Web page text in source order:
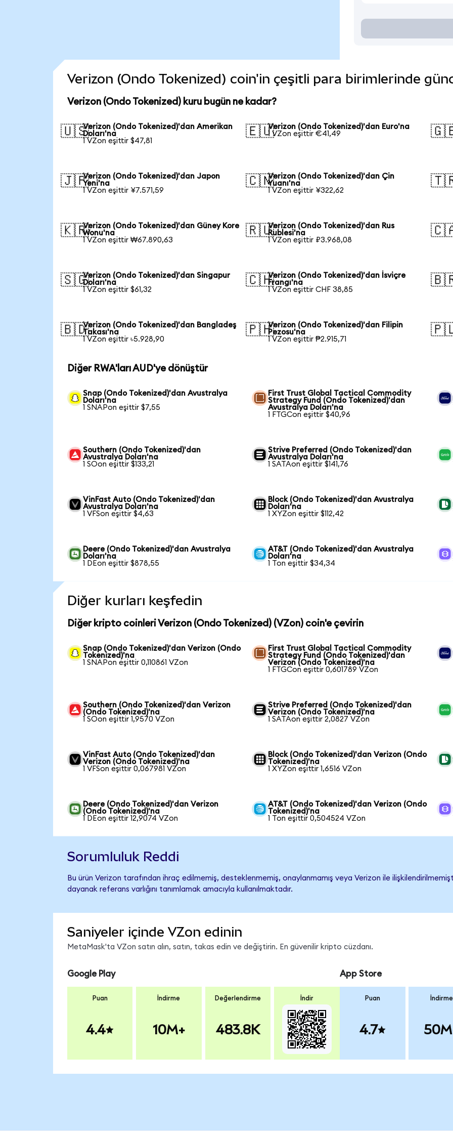
Verizon (Ondo Tokenized) coin'in çeşitli para birimlerinde
Verizon (Ondo Tokenized) kuru bugün ne kadar?
🇺🇸Verizon (Ondo Tokenized)'dan Amerikan
Doları'na
1 VZon eşittir $47,81
🇪🇺Verizon (Ondo Tokenized)'dan Euro'na
1 VZon eşittir €41,49
🇯🇵Verizon (Ondo Tokenized)'dan Japon
Yeni'na
1 VZon eşittir ¥7.571,59
🇨🇳Verizon (Ondo Tokenized)'dan Çin
Yuanı'na
1 VZon eşittir ¥322,62
🇰🇷Verizon (Ondo Tokenized)'dan Güney Kore
Wonu'na
1 VZon eşittir ₩67.890,63
🇷🇺Verizon (Ondo Tokenized)'dan Rus
Rublesi'na
1 VZon eşittir ₽3.968,08
🇸🇬Verizon (Ondo Tokenized)'dan Singapur
Doları'na
1 VZon eşittir $61,32
🇨🇭Verizon (Ondo Tokenized)'dan İsviçre
Frangı'na
1 VZon eşittir CHF 38,85
🇧🇩Verizon (Ondo Tokenized)'dan Bangladeş
Takası'na
1 VZon eşittir ৳5.928,90
🇵🇭Verizon (Ondo Tokenized)'dan Filipin
Pezosu'na
1 VZon eşittir ₱2.915,71
Diğer RWA'ları AUD'ye dönüştür
Snap (Ondo Tokenized)'dan Avustralya
Doları'na
1 SNAPon eşittir $7,55
First Trust Global Tactical Commodity
Strategy Fund (Ondo Tokenized)'dan
Avustralya Doları'na
1 FTGCon eşittir $40,96
Southern (Ondo Tokenized)'dan
Avustralya Doları'na
1 SOon eşittir $133,21
Strive Preferred (Ondo Tokenized)'dan
Avustralya Doları'na
1 SATAon eşittir $141,76
VinFast Auto (Ondo Tokenized)'dan
Avustralya Doları'na
1 VFSon eşittir $4,63
Block (Ondo Tokenized)'dan Avustralya
Doları'na
1 XYZon eşittir $112,42
Deere (Ondo Tokenized)'dan Avustralya
Doları'na
1 DEon eşittir $878,55
AT&T (Ondo Tokenized)'dan Avustralya
Doları'na
1 Ton eşittir $34,34
Diğer kurları keşfedin
Diğer kripto coinleri Verizon (Ondo Tokenized) (VZon) coin'e çevirin
Snap (Ondo Tokenized)'dan Verizon (Ondo
Tokenized)'na
1 SNAPon eşittir 0,110861 VZon
First Trust Global Tactical Commodity
Strategy Fund (Ondo Tokenized)'dan
Verizon (Ondo Tokenized)'na
1 FTGCon eşittir 0,601789 VZon
Southern (Ondo Tokenized)'dan Verizon
(Ondo Tokenized)'na
1 SOon eşittir 1,9570 VZon
Strive Preferred (Ondo Tokenized)'dan
Verizon (Ondo Tokenized)'na
1 SATAon eşittir 2,0827 VZon
VinFast Auto (Ondo Tokenized)'dan
Verizon (Ondo Tokenized)'na
1 VFSon eşittir 0,067981 VZon
Block (Ondo Tokenized)'dan Verizon (Ondo
Tokenized)'na
1 XYZon eşittir 1,6516 VZon
Deere (Ondo Tokenized)'dan Verizon
(Ondo Tokenized)'na
1 DEon eşittir 12,9074 VZon
AT&T (Ondo Tokenized)'dan Verizon (Ondo
Tokenized)'na
1 Ton eşittir 0,504524 VZon
Sorumluluk Reddi
Bu ürün Verizon tarafından ihraç edilmemiş, desteklenmemiş, onaylanmamış veya Verizon ile
dayanak referans varlığını tanımlamak amacıyla kullanılmaktadır.
Saniyeler içinde VZon edinin
MetaMask'ta VZon satın alın, satın, takas edin ve değiştirin. En güvenilir kripto cüzdanı.
Google Play
Puan
4.4
İndirme
10M+
Değerlendirme
483.8K
İndir
App Store
Puan
4.7
İndirme